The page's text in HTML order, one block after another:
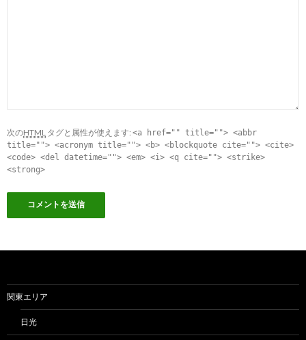
次のHTML タグと属性が使えます: <a href="" title=""> <abbr
title=""> <acronym title=""> <b> <blockquote cite=""> <cite>
<code> <del datetime=""> <em> <i> <q cite=""> <strike>
<strong>
関東エリア
日光